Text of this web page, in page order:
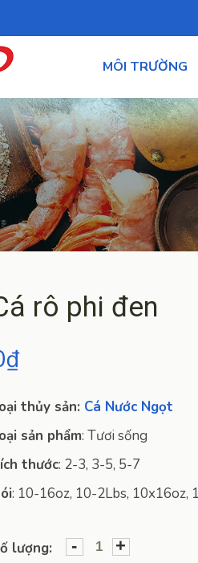
MÔI TRƯỜNG
rô phi đen
₫
thủy sản: Cá Nước Ngọt
sản phẩm: Tươi sống
thước: 2-3, 3-5, 5-7
: 10-16oz, 10-2Lbs, 10x16oz,
lượng: - +